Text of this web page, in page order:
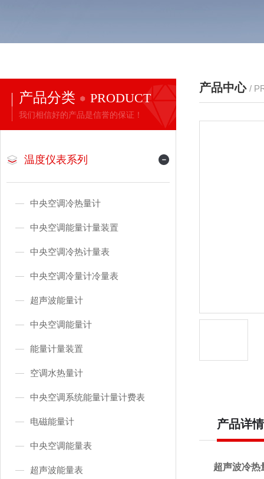
产品分类 PRODUCT
我们相信好的产品是信誉的保证！
温度仪表系列
中央空调冷热量计
中央空调能量计量装置
中央空调冷热计量表
中央空调冷量计冷量表
超声波能量计
中央空调能量计
能量计量装置
空调水热量计
中央空调系统能量计量计费表
电磁能量计
中央空调能量表
超声波能量表
产品中心 /
产品详情
超声波冷热